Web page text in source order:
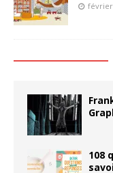
février
108